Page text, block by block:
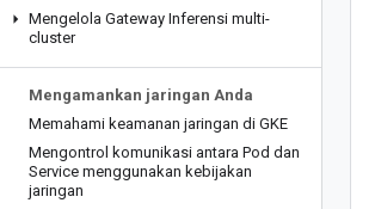
Mengelola Gateway Inferensi multi-
cluster
Mengamankan jaringan Anda
Memahami keamanan jaringan di GKE
Mengontrol komunikasi antara Pod dan
Service menggunakan kebijakan
jaringan